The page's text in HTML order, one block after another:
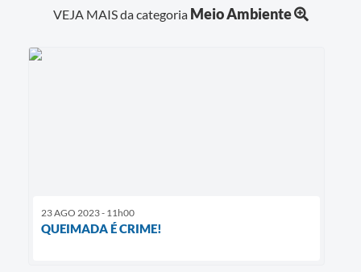
VEJA MAIS da categoria Meio Ambiente
23 AGO 2023 - 11h00
QUEIMADA É CRIME!